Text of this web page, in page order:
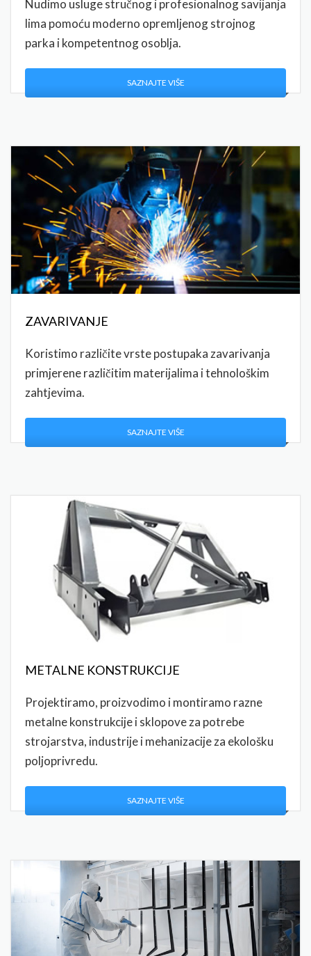
Nudimo usluge stručnog i profesionalnog savijanja
lima pomoću moderno opremljenog strojnog
parka i kompetentnog osoblja.
SAZNAJTE VIŠE
ZAVARIVANJE
Koristimo različite vrste postupaka zavarivanja
primjerene različitim materijalima i tehnološkim
zahtjevima.
SAZNAJTE VIŠE
METALNE KONSTRUKCIJE
Projektiramo, proizvodimo i montiramo razne
metalne konstrukcije i sklopove za potrebe
strojarstva, industrije i mehanizacije za ekološku
poljoprivredu.
SAZNAJTE VIŠE